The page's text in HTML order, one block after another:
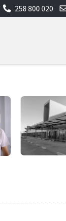
258 800 020